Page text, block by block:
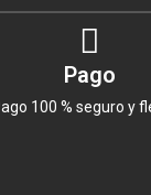
Pago
100 % seguro y